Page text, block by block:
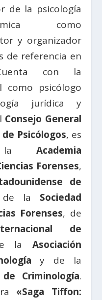
de la psicología
como
y organizador
de referencia en
con la
como psicólogo
jurídica y
Consejo General
Psicólogos, es
la Academia
Forenses,
de
la Sociedad
Forenses, de
de
la Asociación
y de la
Criminología.
«Saga Tiffon: